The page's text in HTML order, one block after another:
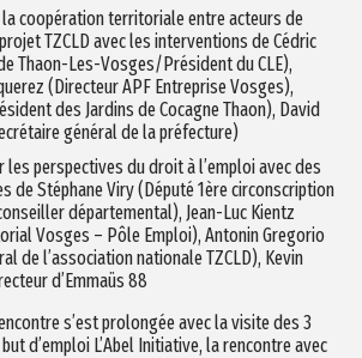
la coopération territoriale entre acteurs de
TZCLD avec les interventions de Cédric
Thaon-Les-Vosges/Président du CLE),
(Directeur APF Entreprise Vosges),
des Jardins de Cocagne Thaon), David
général de la préfecture)
les perspectives du droit à l’emploi avec des
de Stéphane Viry (Député 1ère circonscription
départemental), Jean-Luc Kientz
Vosges – Pôle Emploi), Antonin Gregorio
de l’association nationale TZCLD), Kevin
d’Emmaüs 88
s’est prolongée avec la visite des 3
d’emploi L’Abel Initiative, la rencontre avec